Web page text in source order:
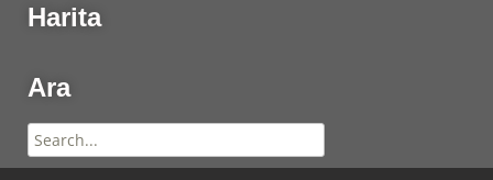
Harita
Ara